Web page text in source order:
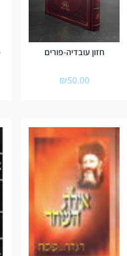
חזון עובדיה-פורים
₪50.00